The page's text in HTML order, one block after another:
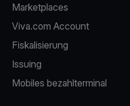
Marketplaces
Viva.com Account
Fiskalisierung
Issuing
Mobiles bezahlterminal